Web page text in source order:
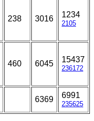
238 3016 1234
2105
460 6045 15437
236172
6369 6991
235625